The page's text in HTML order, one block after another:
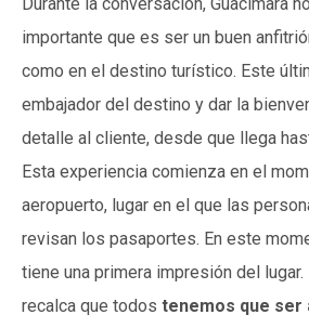
importante que es ser un buen
como en el destino turístico. Este
embajador del destino y dar la
detalle al cliente, desde que llega
Esta experiencia comienza en el
aeropuerto, lugar en el que las
revisan los pasaportes. En este
tiene una primera impresión del
recalca que todos tenemos que ser